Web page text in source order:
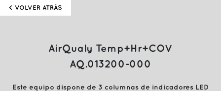
< VOLVER ATRÁS
AirQualy Temp+Hr+COV
AQ.013200-000
Este equipo dispone de 3 columnas de indicadores LED